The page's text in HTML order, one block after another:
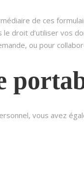
de ces
d’utiliser vos
ou pour
vous avez